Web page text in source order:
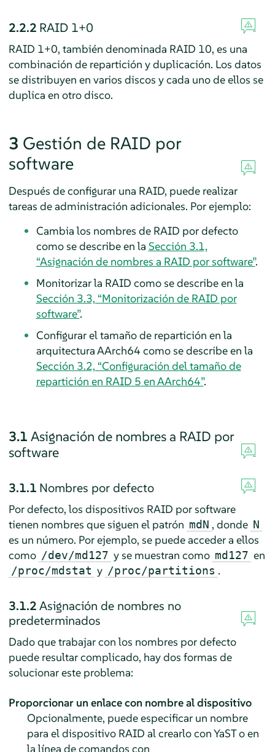
2.2.2 RAID 1+0
RAID 1+0, también denominada RAID 10, es una
combinación de repartición y duplicación. Los datos
se distribuyen en varios discos y cada uno de ellos se
duplica en otro disco.
3 Gestión de RAID por
software
Después de configurar una RAID, puede realizar
tareas de administración adicionales. Por ejemplo:
Cambia los nombres de RAID por defecto
como se describe en la Sección 3.1,
“Asignación de nombres a RAID por software”.
Monitorizar la RAID como se describe en la
Sección 3.3, “Monitorización de RAID por
software”.
Configurar el tamaño de repartición en la
arquitectura AArch64 como se describe en la
Sección 3.2, “Configuración del tamaño de
repartición en RAID 5 en AArch64”.
3.1 Asignación de nombres a RAID por
software
3.1.1 Nombres por defecto
Por defecto, los dispositivos RAID por software
tienen nombres que siguen el patrón mdN , donde N
es un número. Por ejemplo, se puede acceder a ellos
como /dev/md127 y se muestran como md127 en
/proc/mdstat y /proc/partitions .
3.1.2Asignación de nombres no
predeterminados
Dado que trabajar con los nombres por defecto
puede resultar complicado, hay dos formas de
solucionar este problema:
Proporcionar un enlace con nombre al dispositivo
Opcionalmente, puede especificar un nombre
para el dispositivo RAID al crearlo con YaST o en
la línea de comandos con